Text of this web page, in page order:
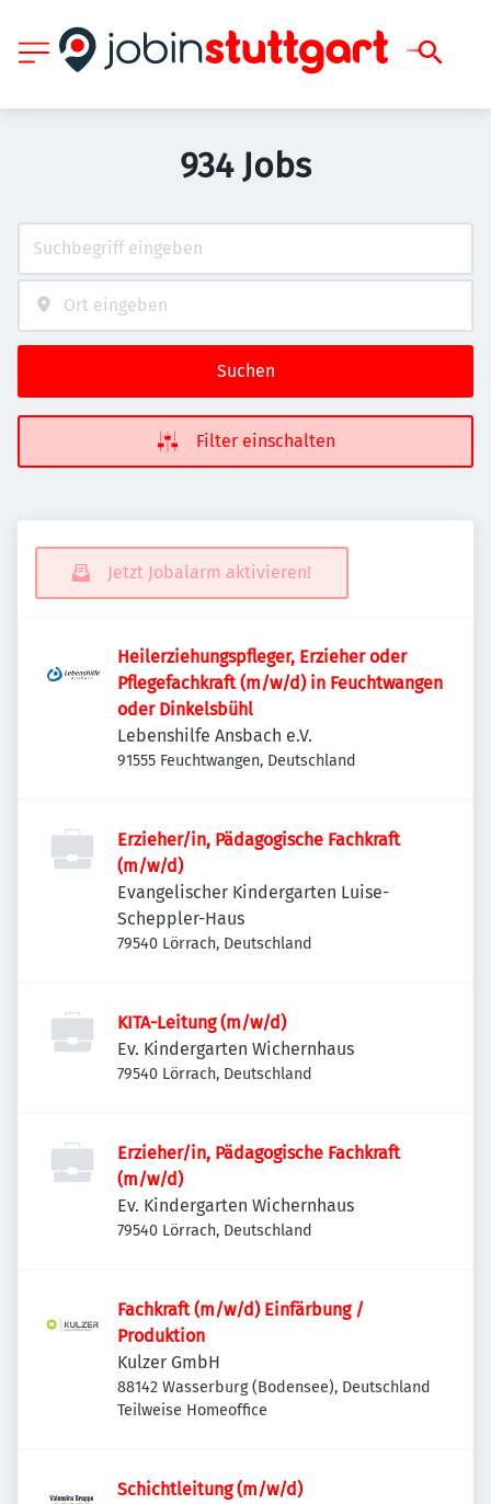
934 Jobs
Suchen
Filter einschalten
Jetzt Jobalarm aktivieren!
Heilerziehungspfleger, Erzieher oder
Pflegefachkraft (m/w/d) in Feuchtwangen
oder Dinkelsbühl
Lebenshilfe Ansbach e.V.
91555 Feuchtwangen, Deutschland
Erzieher/in, Pädagogische Fachkraft
(m/w/d)
Evangelischer Kindergarten Luise-
Scheppler-Haus
79540 Lörrach, Deutschland
KITA-Leitung (m/w/d)
Ev. Kindergarten Wichernhaus
79540 Lörrach, Deutschland
Erzieher/in, Pädagogische Fachkraft
(m/w/d)
Ev. Kindergarten Wichernhaus
79540 Lörrach, Deutschland
Fachkraft (m/w/d) Einfärbung /
Produktion
Kulzer GmbH
88142 Wasserburg (Bodensee), Deutschland
Teilweise Homeoffice
Schichtleitung (m/w/d)